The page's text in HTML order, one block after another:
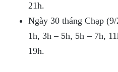
21h.
Ngày 30 tháng Chạp
1h, 3h – 5h, 5h – 7h,
19h.